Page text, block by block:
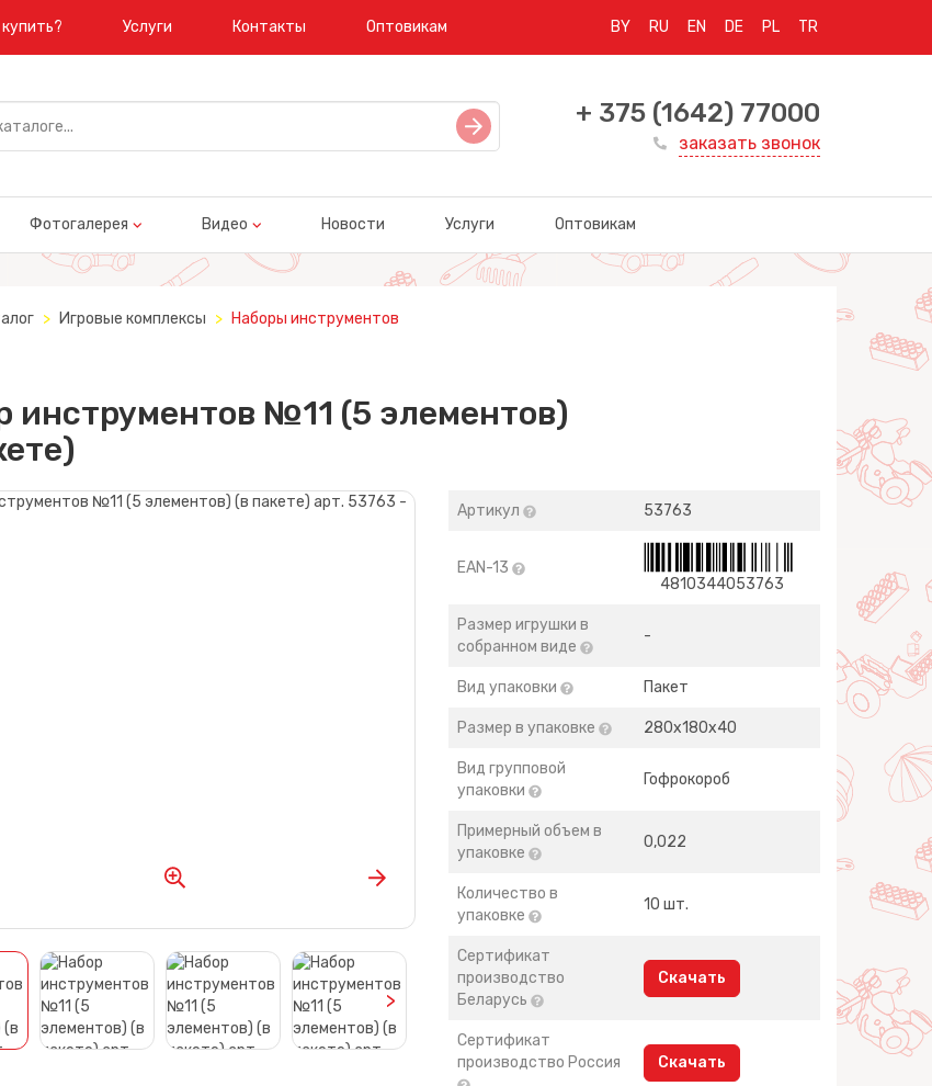
купить? Услуги Контакты Оптовикам BY RU EN DE PL TR
+ 375 (1642) 77000
заказать звонок
Фотогалерея Видео Новости Услуги Оптовикам
Игровые комплексы Наборы инструментов
инструментов №11 (5 элементов)
>
Артикул 53763
EAN-13
4810344053763
Размер игрушки в
собранном виде
-
Вид упаковки Пакет
Размер в упаковке 280х180х40
Вид групповой
упаковки
Гофрокороб
Примерный объем в
упаковке
0,022
Количество в
упаковке
10 шт.
Сертификат
производство
Беларусь
Скачать
Сертификат
производство Россия
Скачать